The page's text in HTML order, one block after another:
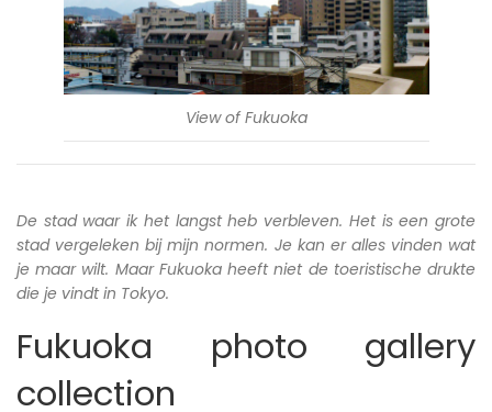
View of Fukuoka
De stad waar ik het langst heb verbleven. Het is een grote
stad vergeleken bij mijn normen. Je kan er alles vinden wat
je maar wilt. Maar Fukuoka heeft niet de toeristische drukte
die je vindt in Tokyo.
Fukuoka photo gallery
collection